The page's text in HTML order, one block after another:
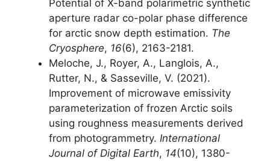
Potential of X-band polarimetric synthetic
aperture radar co-polar phase difference
for arctic snow depth estimation. The
Cryosphere, 16(6), 2163-2181.
Meloche, J., Royer, A., Langlois, A.,
Rutter, N., & Sasseville, V. (2021).
Improvement of microwave emissivity
parameterization of frozen Arctic soils
using roughness measurements derived
from photogrammetry. International
Journal of Digital Earth, 14(10), 1380-